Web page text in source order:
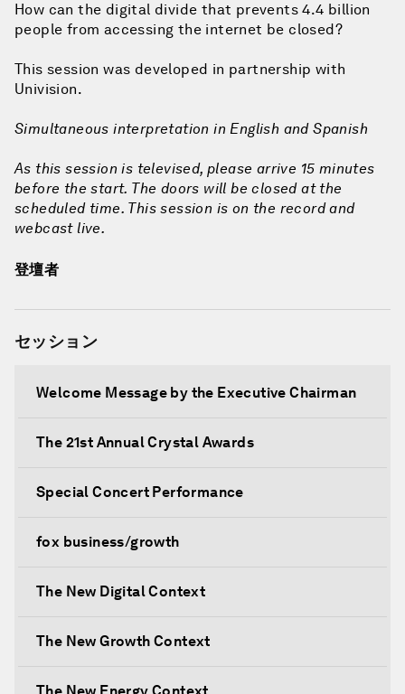
How can the digital divide that prevents 4.4 billion
people from accessing the internet be closed?
This session was developed in partnership with
Univision.
Simultaneous interpretation in English and Spanish
As this session is televised, please arrive 15 minutes
before the start. The doors will be closed at the
scheduled time. This session is on the record and
webcast live.
登壇者
セッション
Welcome Message by the Executive Chairman
The 21st Annual Crystal Awards
Special Concert Performance
fox business/growth
The New Digital Context
The New Growth Context